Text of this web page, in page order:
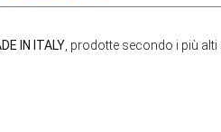
IN ITALY, prodotte secondo i più